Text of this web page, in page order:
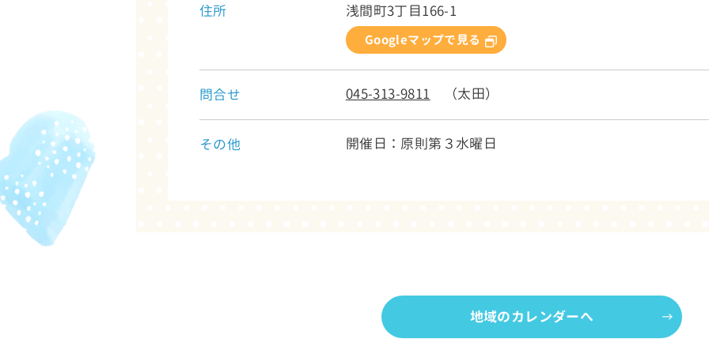
住所 浅間町3丁目166-1
Googleマップで見る
問合せ 045-313-9811 （太田）
その他 開催日：原則第３水曜日
地域のカレンダーへ